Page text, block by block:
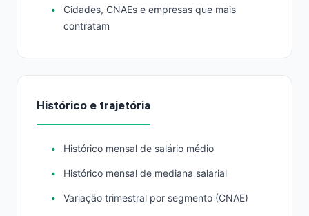
Cidades, CNAEs e empresas que mais
contratam
Histórico e trajetória
Histórico mensal de salário médio
Histórico mensal de mediana salarial
Variação trimestral por segmento (CNAE)